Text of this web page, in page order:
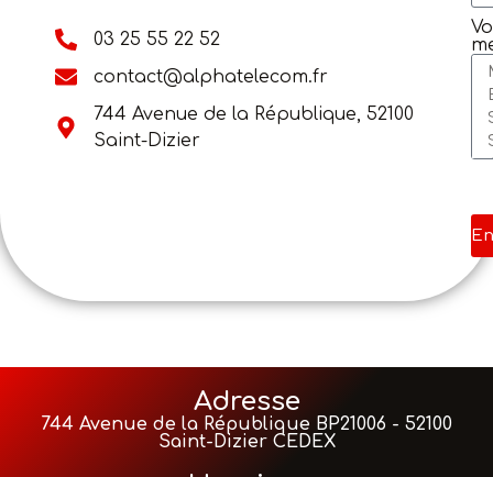
03 25 55 22 52
contact@alphatelecom.fr
744 Avenue de la République, 52100
Saint-Dizier
Adresse
744 Avenue de la République BP21006 - 52100
Saint-Dizier CEDEX